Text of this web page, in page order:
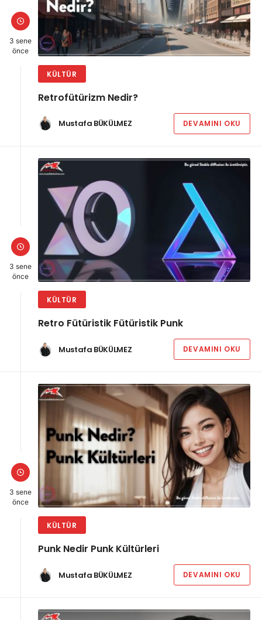
3 sene
önce
KÜLTÜR
Retrofütürizm Nedir?
Mustafa BÜKÜLMEZ DEVAMINI OKU
3 sene
önce
KÜLTÜR
Retro Fütüristik Fütüristik Punk
Mustafa BÜKÜLMEZ DEVAMINI OKU
3 sene
önce
KÜLTÜR
Punk Nedir Punk Kültürleri
Mustafa BÜKÜLMEZ DEVAMINI OKU